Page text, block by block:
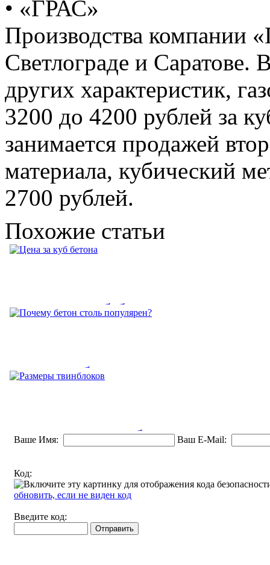
• «ГРАС»
Производства компании
Светлограде и Саратове.
других характеристик,
3200 до 4200 рублей за
занимается продажей
материала, кубический
2700 рублей.
Похожие статьи
Цена за куб бетона
Почему бетон столь
потому, что ему можно...
Размеры твинблоков
разновидности ячеистого...
Ваше Имя: Ваш E-Mail:
Код:
обновить, если не виден код
Введите код: